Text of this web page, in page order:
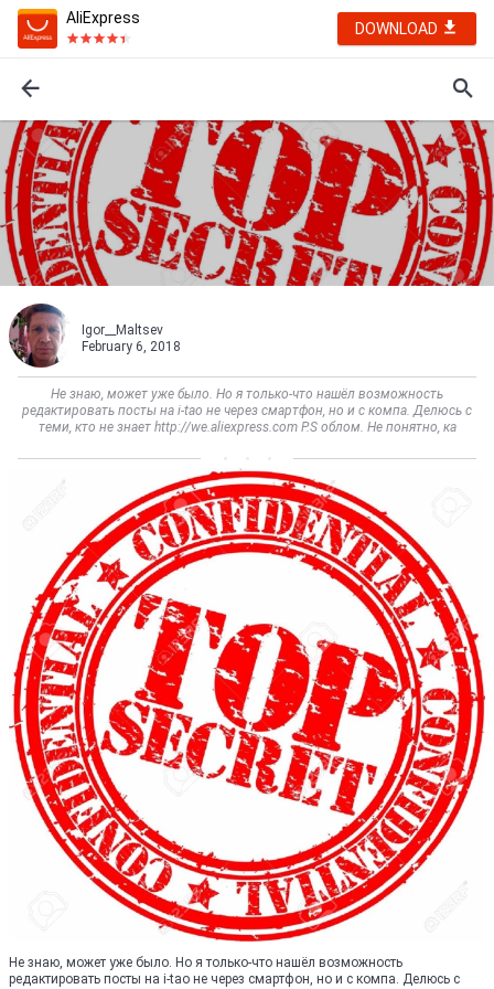
AliExpress
DOWNLOAD
Igor__Maltsev
February 6, 2018
Не знаю, может уже было. Но я только-что нашёл возможность
редактировать посты на i-tao не через смартфон, но и с компа. Делюсь с
теми, кто не знает http://we.aliexpress.com P.S облом. Не понятно, ка
Не знаю, может уже было. Но я только-что нашёл возможность
редактировать посты на i-tao не через смартфон, но и с компа. Делюсь с